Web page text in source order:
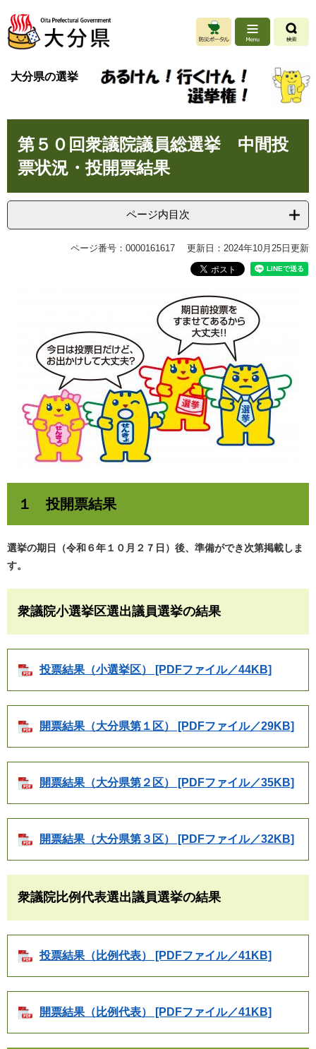
ジ
ュ
大分県の選挙
第５０回衆議院議員総選挙 中間投
票状況・投開票結果
ページ内目次
ページ番号：0000161617 更新日：2024年10月25日更新
１ 投開票結果
選挙の期日（令和６年１０月２７日）後、準備ができ次第掲載しま
す。
衆議院小選挙区選出議員選挙の結果
投票結果（小選挙区） [PDFファイル／44KB]
開票結果（大分県第１区） [PDFファイル／29KB]
開票結果（大分県第２区） [PDFファイル／35KB]
開票結果（大分県第３区） [PDFファイル／32KB]
衆議院比例代表選出議員選挙の結果
投票結果（比例代表） [PDFファイル／41KB]
開票結果（比例代表） [PDFファイル／41KB]